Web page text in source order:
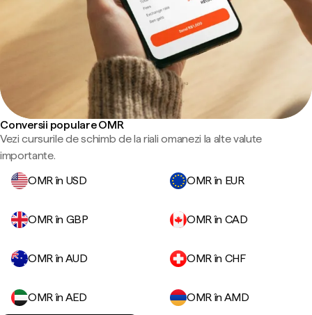
Conversii populare OMR
Vezi cursurile de schimb de la riali omanezi la alte valute
importante.
OMR în USD
OMR în EUR
OMR în GBP OMR în CAD
OMR în AUD OMR în CHF
OMR în AED
OMR în AMD